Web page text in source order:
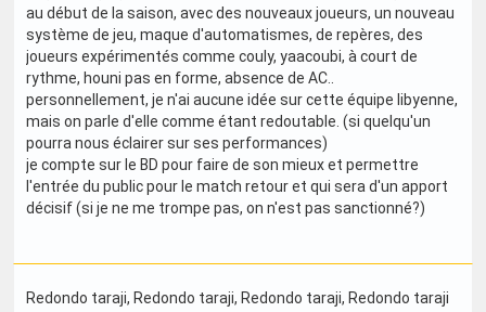
au début de la saison, avec des nouveaux joueurs, un nouveau
système de jeu, maque d'automatismes, de repères, des
joueurs expérimentés comme couly, yaacoubi, à court de
rythme, houni pas en forme, absence de AC..
personnellement, je n'ai aucune idée sur cette équipe libyenne,
mais on parle d'elle comme étant redoutable. (si quelqu'un
pourra nous éclairer sur ses performances)
je compte sur le BD pour faire de son mieux et permettre
l'entrée du public pour le match retour et qui sera d'un apport
décisif (si je ne me trompe pas, on n'est pas sanctionné?)
Redondo taraji, Redondo taraji, Redondo taraji, Redondo taraji